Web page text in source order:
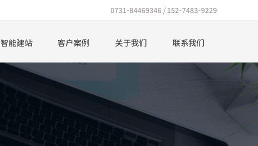
0731-84469346 / 152-7483-9229
智能建站 客户案例 关于我们 联系我们